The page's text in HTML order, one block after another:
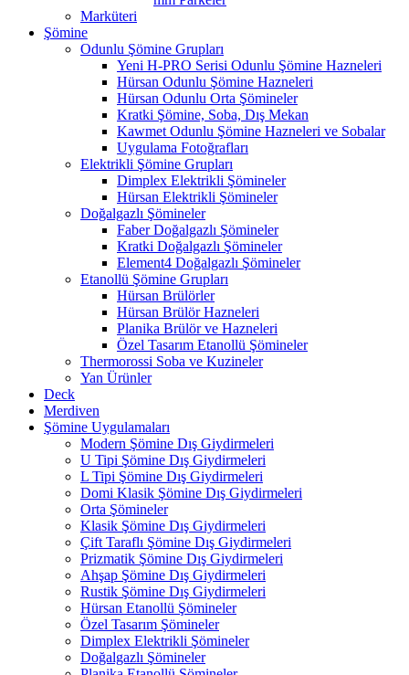
Marküteri
Şömine
Odunlu Şömine Grupları
Yeni H-PRO Serisi Odunlu Şömine Hazneleri
Hürsan Odunlu Şömine Hazneleri
Hürsan Odunlu Orta Şömineler
Kratki Şömine, Soba, Dış Mekan
Kawmet Odunlu Şömine Hazneleri ve Sobalar
Uygulama Fotoğrafları
Elektrikli Şömine Grupları
Dimplex Elektrikli Şömineler
Hürsan Elektrikli Şömineler
Doğalgazlı Şömineler
Faber Doğalgazlı Şömineler
Kratki Doğalgazlı Şömineler
Element4 Doğalgazlı Şömineler
Etanollü Şömine Grupları
Hürsan Brülörler
Hürsan Brülör Hazneleri
Planika Brülör ve Hazneleri
Özel Tasarım Etanollü Şömineler
Thermorossi Soba ve Kuzineler
Yan Ürünler
Deck
Merdiven
Şömine Uygulamaları
Modern Şömine Dış Giydirmeleri
U Tipi Şömine Dış Giydirmeleri
L Tipi Şömine Dış Giydirmeleri
Domi Klasik Şömine Dış Giydirmeleri
Orta Şömineler
Klasik Şömine Dış Giydirmeleri
Çift Taraflı Şömine Dış Giydirmeleri
Prizmatik Şömine Dış Giydirmeleri
Ahşap Şömine Dış Giydirmeleri
Rustik Şömine Dış Giydirmeleri
Hürsan Etanollü Şömineler
Özel Tasarım Şömineler
Dimplex Elektrikli Şömineler
Doğalgazlı Şömineler